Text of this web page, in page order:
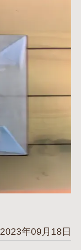
2023年09月18日